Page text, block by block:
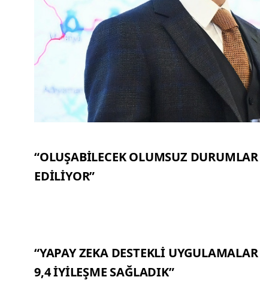
“OLUŞABİLECEK OLUMSUZ
EDİLİYOR”
“YAPAY ZEKA DESTEKLİ
9,4 İYİLEŞME SAĞLADIK”